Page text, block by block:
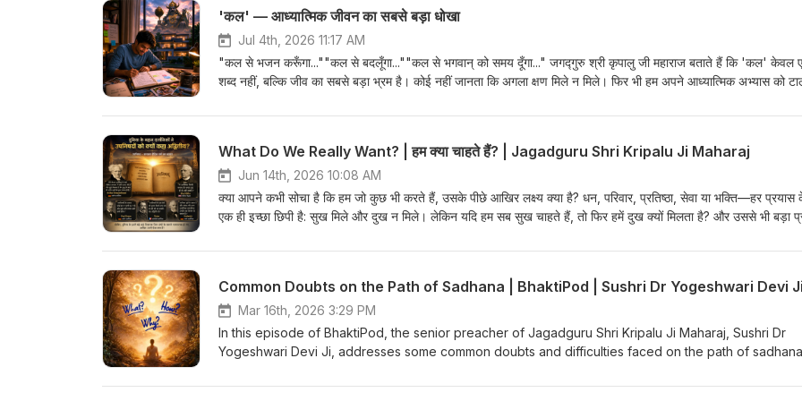
'कल' — आध्यात्मिक जीवन का सबसे बड़ा धोखा
Jul 4th, 2026 11:17 AM
"कल से भजन करूँगा...""कल से बदलूँगा...""कल से भगवान् को समय दूँगा..." जगद्गुरु श्री कृपालु जी महाराज बताते हैं कि 'कल' केवल
शब्द नहीं, बल्कि जीव का सबसे बड़ा भ्रम है। कोई नहीं जानता कि अगला क्षण मिले न मिले। फिर भी हम अपने आध्यात्मिक अभ्यास को
मुक्त रहने का मार्गभगवान् ही हमारे एकमात्र शाश्वत सम्बन्धी क्यों हैं इस एपिसोड में पुस्तक 'कृपालु भक्ति धारा' के एक झकझोर देने वाले
भक्ति धारा' पुस्तक यहाँ से प्राप्त करें:https://www.jkpliterature.org.in/products/kripalu-trayodashi?
_pos=6&amp;_psq=kripa&amp;_ss=e&amp;_v=1.0 यदि यह एपिसोड आपको उपयोगी लगे, तो इसे अपने परिवार और
साथ अवश्य साझा करें। राधे राधे। 🌸
What Do We Really Want? | हम क्या चाहते हैं? | Jagadguru Shri Kripalu Ji Maharaj
Jun 14th, 2026 10:08 AM
क्या आपने कभी सोचा है कि हम जो कुछ भी करते हैं, उसके पीछे आखिर लक्ष्य क्या है? धन, परिवार, प्रतिष्ठा, सेवा या भक्ति—हर प्रयास
एक ही इच्छा छिपी है: सुख मिले और दुख न मिले। लेकिन यदि हम सब सुख चाहते हैं, तो फिर हमें दुख क्यों मिलता है? और उससे भी बड़ा
अध्याय “हम क्या चाहते हैं?” पर चिंतन करें और जीवन के सबसे मूलभूत प्रश्नों की यात्रा प्रारंभ करें। 📖 उपनिषदों का सार पुस्तक
_pos=1&amp;_psq=upanish&amp;_ss=e&amp;_v=1.0https://www.jkpliterature.org.in राधे राधे 🙏 What
the real goal behind everything we do? Whether it's earning money, building a family, gaining
serving society, or practising devotion, every action is driven by one common desire: to attain
happiness and avoid suffering. But if everyone seeks happiness, why do we still experience
Bhakti Pod, explore the opening chapter of Upanishadon Ka Saar, written by Jagadguruttam Shri
Common Doubts on the Path of Sadhana | BhaktiPod | Sushri Dr Yogeshwari Devi Ji
Mar 16th, 2026 3:29 PM
In this episode of BhaktiPod, the senior preacher of Jagadguru Shri Kripalu Ji Maharaj, Sushri Dr
Yogeshwari Devi Ji, addresses some common doubts and difficulties faced on the path of
comes only when the mind becomes purified through sincere spiritual practice. Through simple